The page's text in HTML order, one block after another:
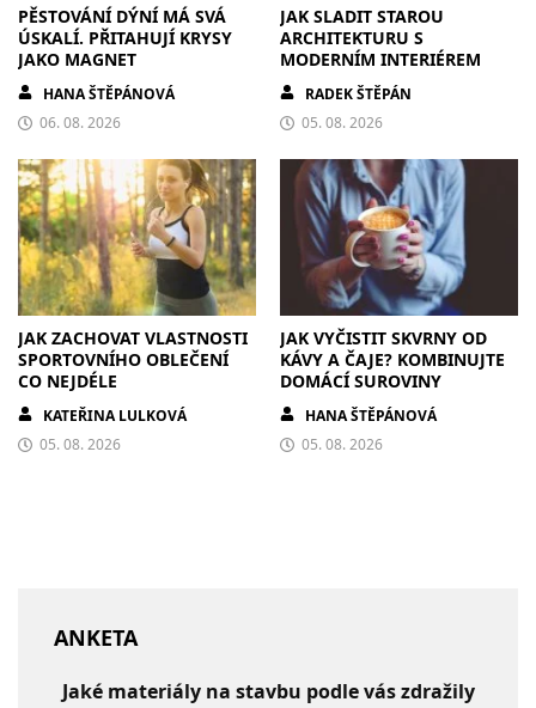
PĚSTOVÁNÍ DÝNÍ MÁ SVÁ
ÚSKALÍ. PŘITAHUJÍ KRYSY
JAKO MAGNET
HANA ŠTĚPÁNOVÁ
06. 08. 2026
JAK SLADIT STAROU
ARCHITEKTURU S
MODERNÍM INTERIÉREM
RADEK ŠTĚPÁN
05. 08. 2026
JAK ZACHOVAT VLASTNOSTI
SPORTOVNÍHO OBLEČENÍ
CO NEJDÉLE
KATEŘINA LULKOVÁ
05. 08. 2026
JAK VYČISTIT SKVRNY OD
KÁVY A ČAJE? KOMBINUJTE
DOMÁCÍ SUROVINY
HANA ŠTĚPÁNOVÁ
05. 08. 2026
ANKETA
Jaké materiály na stavbu podle vás zdražily